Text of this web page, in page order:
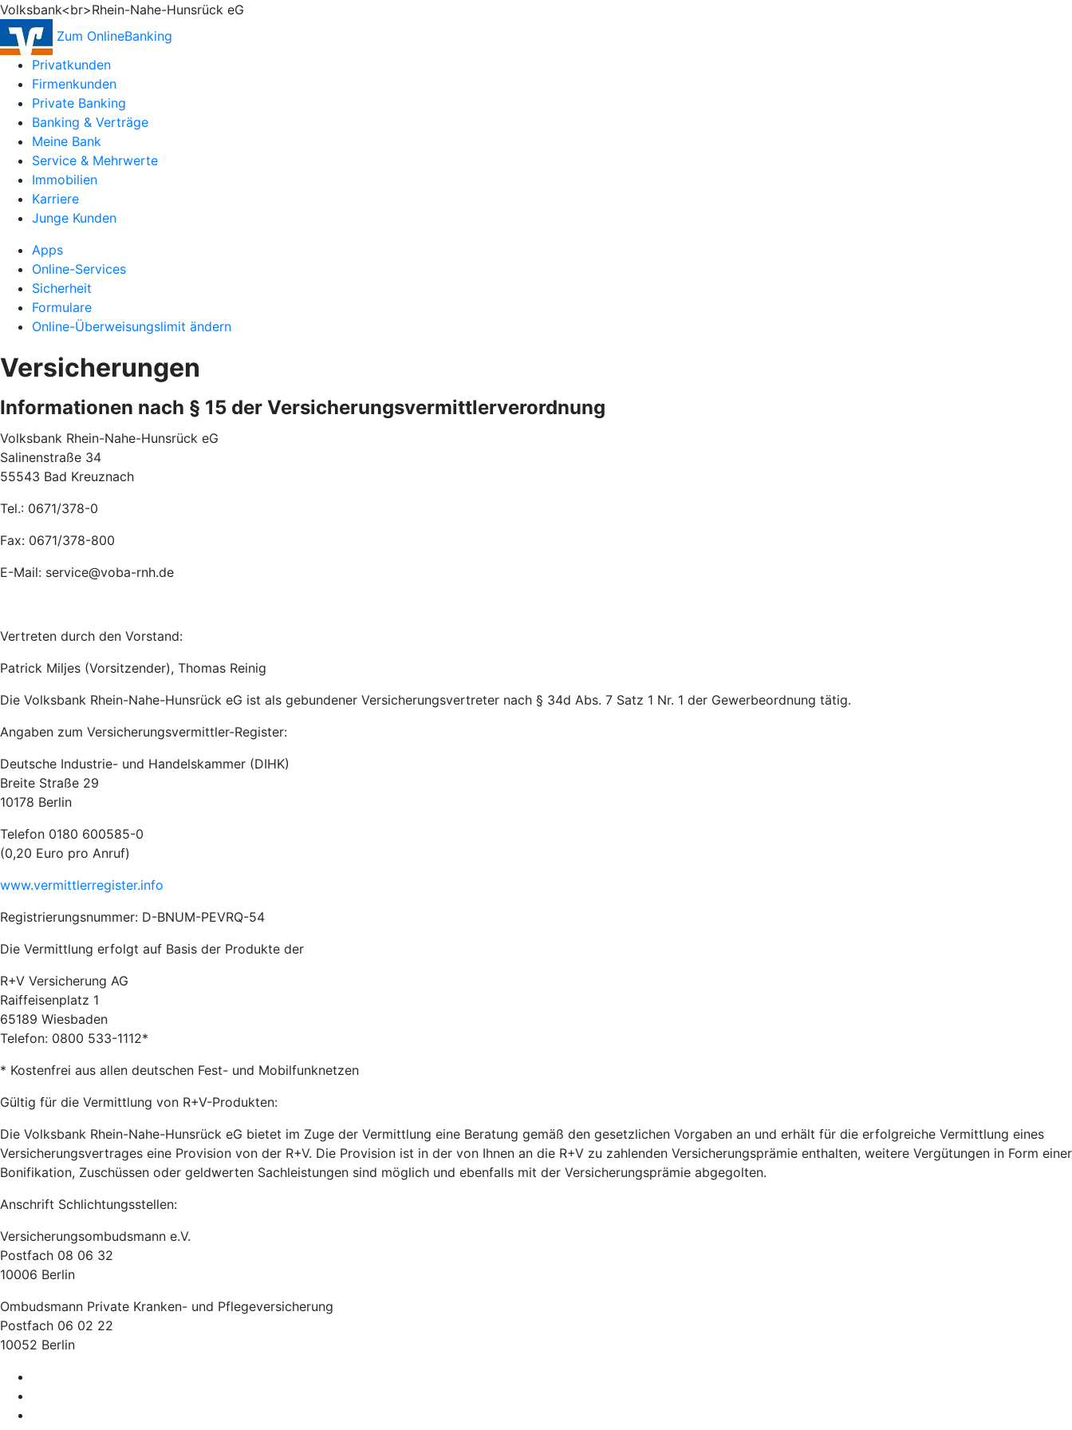
Volksbank<br>Rhein-Nahe-Hunsrück eG
Zum OnlineBanking
Privatkunden
Firmenkunden
Private Banking
Banking & Verträge
Meine Bank
Service & Mehrwerte
Immobilien
Karriere
Junge Kunden
Apps
Online-Services
Sicherheit
Formulare
Online-Überweisungslimit ändern
Versicherungen
Informationen nach § 15 der Versicherungsvermittlerverordnung
Volksbank Rhein-Nahe-Hunsrück eG
Salinenstraße 34
55543 Bad Kreuznach
Tel.: 0671/378-0
Fax: 0671/378-800
E-Mail: service@voba-rnh.de
Vertreten durch den Vorstand:
Patrick Miljes (Vorsitzender), Thomas Reinig
Die Volksbank Rhein-Nahe-Hunsrück eG ist als gebundener Versicherungsvertreter nach § 34d Abs. 7 Satz 1 Nr. 1 der Gewerbeordnung tätig.
Angaben zum Versicherungsvermittler-Register:
Deutsche Industrie- und Handelskammer (DIHK)
Breite Straße 29
10178 Berlin
Telefon 0180 600585-0
(0,20 Euro pro Anruf)
www.vermittlerregister.info
Registrierungsnummer: D-BNUM-PEVRQ-54
Die Vermittlung erfolgt auf Basis der Produkte der
R+V Versicherung AG
Raiffeisenplatz 1
65189 Wiesbaden
Telefon: 0800 533-1112*
* Kostenfrei aus allen deutschen Fest- und Mobilfunknetzen
Gültig für die Vermittlung von R+V-Produkten:
Die Volksbank Rhein-Nahe-Hunsrück eG bietet im Zuge der Vermittlung eine Beratung gemäß den gesetzlichen Vorgaben an und erhält für die erfolgreiche Vermittlung eines
Versicherungsvertrages eine Provision von der R+V. Die Provision ist in der von Ihnen an die R+V zu zahlenden Versicherungsprämie enthalten, weitere Vergütungen in Form einer
Bonifikation, Zuschüssen oder geldwerten Sachleistungen sind möglich und ebenfalls mit der Versicherungsprämie abgegolten.
Anschrift Schlichtungsstellen:
Versicherungsombudsmann e.V.
Postfach 08 06 32
10006 Berlin
Ombudsmann Private Kranken- und Pflegeversicherung
Postfach 06 02 22
10052 Berlin